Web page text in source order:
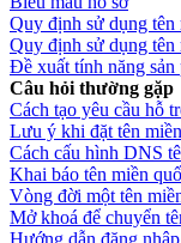
Quy định sử dụng
Quy định sử dụng tên
Đề xuất tính năng sản
Câu hỏi thường gặp
Cách tạo yêu cầu hỗ
Lưu ý khi đặt tên miền
Cách cấu hình DNS
Khai báo tên miền
Vòng đời một tên
Mở khoá để chuyển
Hướng dẫn đăng